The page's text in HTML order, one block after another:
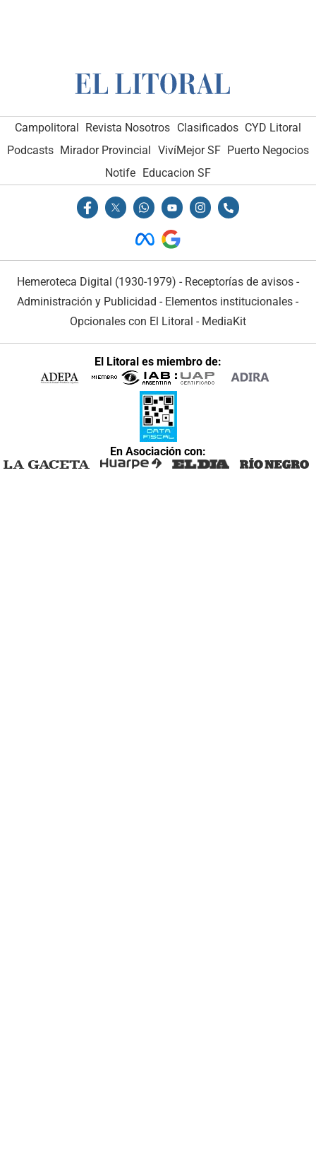
Campolitoral Revista Nosotros Clasificados CYD Litoral
Podcasts Mirador Provincial VivíMejor SF Puerto Negocios
Notife
Educacion SF
Hemeroteca Digital (1930-1979) - Receptorías de avisos -
Administración y Publicidad - Elementos institucionales -
Opcionales con El Litoral - MediaKit
El Litoral es miembro de:
En Asociación con: